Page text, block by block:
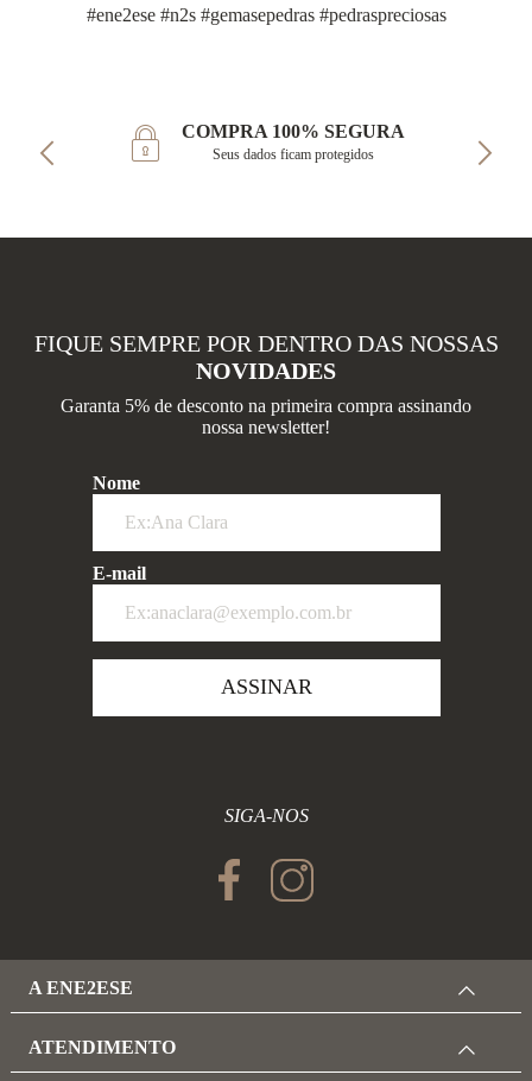
#ene2ese #n2s #gemasepedras #pedraspreciosas
COMPRA 100% SEGURA
Seus dados ficam protegidos
FIQUE SEMPRE POR DENTRO DAS NOSSAS
NOVIDADES
Garanta 5% de desconto na primeira compra assinando
nossa newsletter!
Nome
E-mail
ASSINAR
SIGA-NOS
A ENE2ESE
ATENDIMENTO